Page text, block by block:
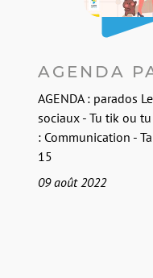
AGENDA
AGENDA : parados
sociaux - Tu tik ou
: Communication -
15
09 août 2022